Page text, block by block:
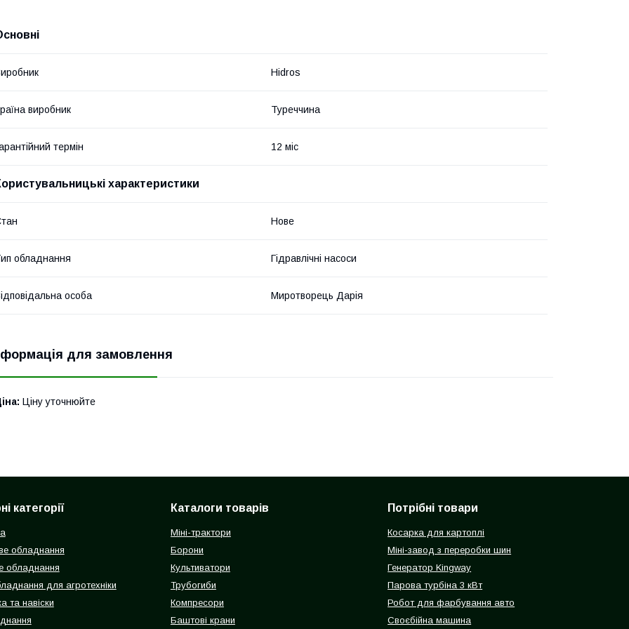
Hidros
виробник Туреччина
термін 12 міс
характеристики
Нове
обладнання Гідравлічні насоси
особа Миротворець Дарія
для замовлення
Ціну уточнюйте
категорії
обладнання
обладнання
для агротехніки
та навіски
Каталоги товарів
Міні-трактори
Борони
Культиватори
Трубогиби
Компресори
Баштові крани
Потрібні товари
Косарка для картоплі
Міні-завод з переробки шин
Генератор Kingway
Парова турбіна 3 кВт
Робот для фарбування авто
Своєбійна машина